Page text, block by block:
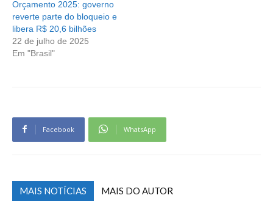
Orçamento 2025: governo
reverte parte do bloqueio e
libera R$ 20,6 bilhões
22 de julho de 2025
Em "Brasil"
Facebook WhatsApp
MAIS NOTÍCIAS MAIS DO AUTOR